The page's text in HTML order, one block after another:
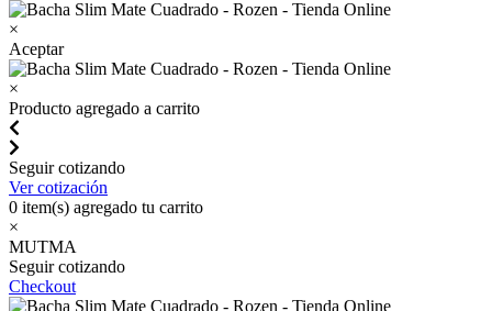
×
Aceptar
×
Producto agregado a carrito
Seguir cotizando
Ver cotización
0 item(s) agregado tu carrito
×
MUTMA
Seguir cotizando
Checkout